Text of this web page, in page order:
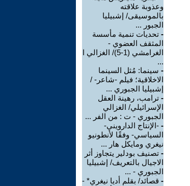
وعذوبة علاقته
بالموسيقى/ إشبيليا
الجبور ...
- تحديات تنمية مأسسة
المثقف العضوي -
الغرامشي (1-5)/ الغزالي ا
...
- سينما: مُثل السينما
الاخلاقية؛ فيلم -شاعر- /
إشبيليا الجبوري ...
- ترامب، رهينة العقل
الإسرائيلي/ الغزالي
الجبوري - ت : من الفر ...
- -الإنتاج الدارويني-
السياسي- وفقًا لأنطونيو
نيغري ومايكل هار ...
- تصنيف بودلير يتجاوز أثر
الاجيال بالتعريف/ إشبيليا
الجبوري - ...
- قصائد/ بقلم أديا نيغري* -